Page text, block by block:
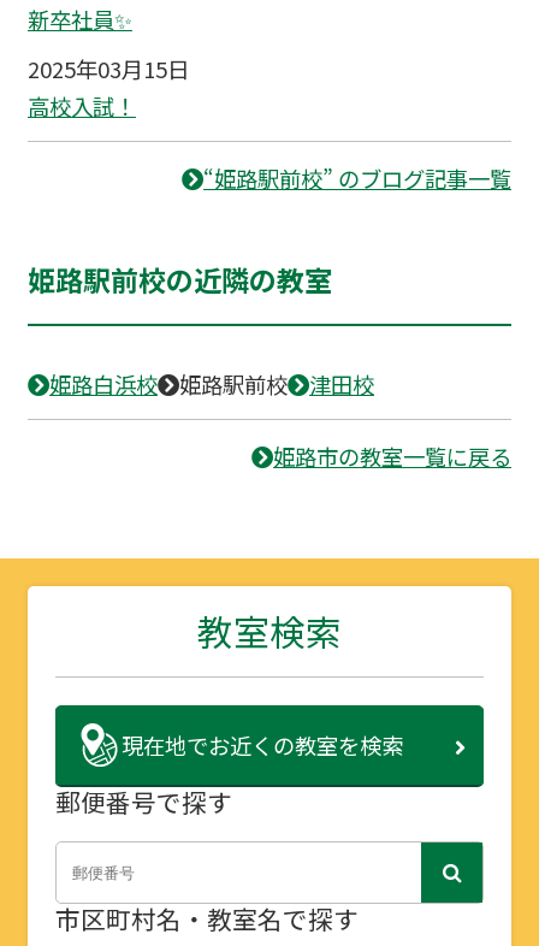
新卒社員✨
2025年03月15日
高校入試！
“姫路駅前校” のブログ記事一覧
姫路駅前校の近隣の教室
姫路白浜校 姫路駅前校 津田校
姫路市の教室一覧に戻る
教室検索
現在地でお近くの教室を検索
郵便番号で探す
市区町村名・教室名で探す